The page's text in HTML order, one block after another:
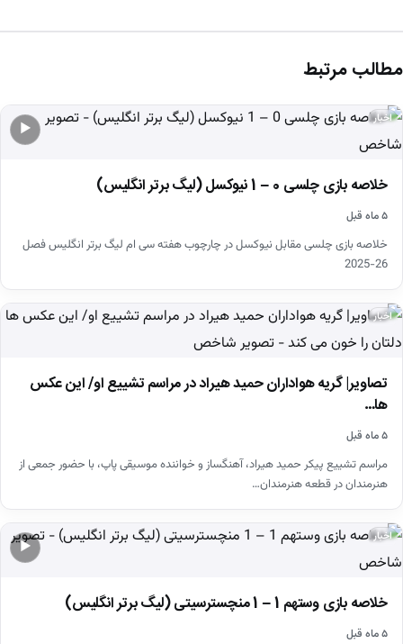
مطالب مرتبط
▶
اخبار
خلاصه بازی چلسی 0 – 1 نیوکسل (لیگ برتر انگلیس)
۵ ماه قبل
خلاصه بازی چلسی مقابل نیوکسل در چارچوب هفته سی ام لیگ برتر انگلیس فصل
26-2025
اخبار
تصاویر| گریه هواداران حمید هیراد در مراسم تشییع او/ این عکس
ها…
۵ ماه قبل
مراسم تشییع پیکر حمید هیراد، آهنگساز و خواننده موسیقی پاپ، با حضور جمعی از
هنرمندان در قطعه هنرمندان…
▶
اخبار
خلاصه بازی وستهم 1 – 1 منچسترسیتی (لیگ برتر انگلیس)
۵ ماه قبل